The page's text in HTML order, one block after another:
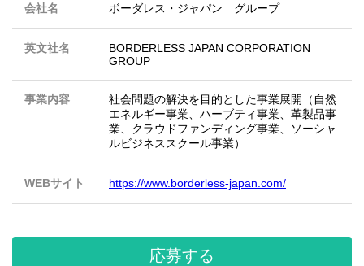
会社名 ボーダレス・ジャパン グループ
英文社名
BORDERLESS JAPAN CORPORATION
GROUP
事業内容
社会問題の解決を目的とした事業展開（自然
エネルギー事業、ハーブティ事業、革製品事
業、クラウドファンディング事業、ソーシャ
ルビジネススクール事業）
WEBサイト https://www.borderless-japan.com/
応募する